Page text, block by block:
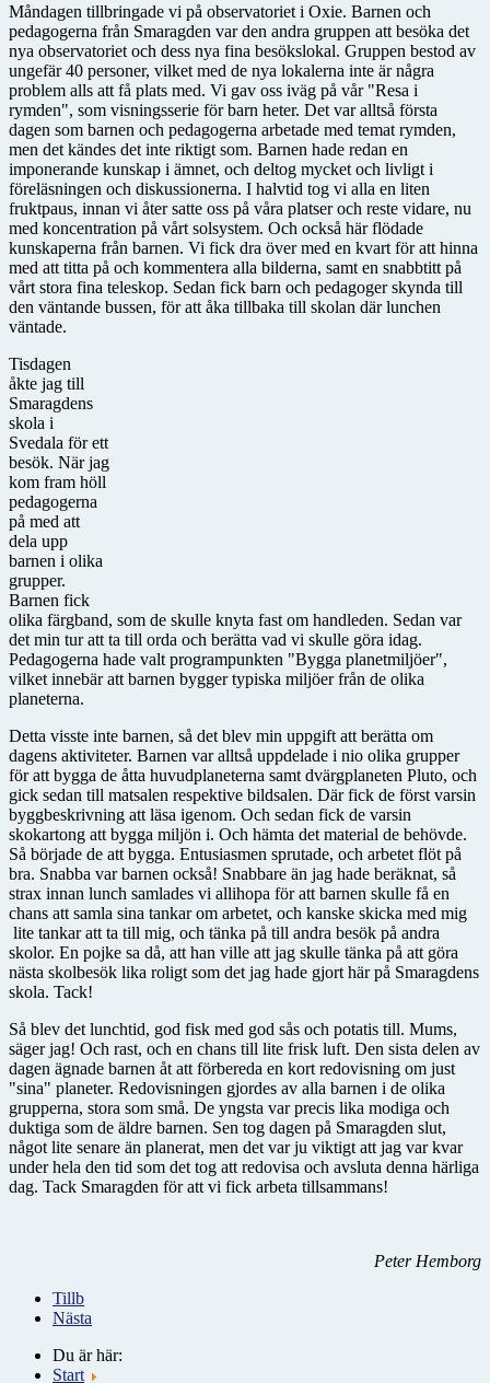
Måndagen tillbringade vi på observatoriet i Oxie. Barnen och
pedagogerna från Smaragden var den andra gruppen att besöka det
nya observatoriet och dess nya fina besökslokal. Gruppen bestod av
ungefär 40 personer, vilket med de nya lokalerna inte är några
problem alls att få plats med. Vi gav oss iväg på vår "Resa i
rymden", som visningsserie för barn heter. Det var alltså första
dagen som barnen och pedagogerna arbetade med temat rymden,
men det kändes det inte riktigt som. Barnen hade redan en
imponerande kunskap i ämnet, och deltog mycket och livligt i
föreläsningen och diskussionerna. I halvtid tog vi alla en liten
fruktpaus, innan vi åter satte oss på våra platser och reste vidare, nu
med koncentration på vårt solsystem. Och också här flödade
kunskaperna från barnen. Vi fick dra över med en kvart för att hinna
med att titta på och kommentera alla bilderna, samt en snabbtitt på
vårt stora fina teleskop. Sedan fick barn och pedagoger skynda till
den väntande bussen, för att åka tillbaka till skolan där lunchen
väntade.
Tisdagen
åkte jag till
Smaragdens
skola i
Svedala för ett
besök. När jag
kom fram höll
pedagogerna
på med att
dela upp
barnen i olika
grupper.
Barnen fick
olika färgband, som de skulle knyta fast om handleden. Sedan var
det min tur att ta till orda och berätta vad vi skulle göra idag.
Pedagogerna hade valt programpunkten "Bygga planetmiljöer",
vilket innebär att barnen bygger typiska miljöer från de olika
planeterna.
Detta visste inte barnen, så det blev min uppgift att berätta om
dagens aktiviteter. Barnen var alltså uppdelade i nio olika grupper
för att bygga de åtta huvudplaneterna samt dvärgplaneten Pluto, och
gick sedan till matsalen respektive bildsalen. Där fick de först varsin
byggbeskrivning att läsa igenom. Och sedan fick de varsin
skokartong att bygga miljön i. Och hämta det material de behövde.
Så började de att bygga. Entusiasmen sprutade, och arbetet flöt på
bra. Snabba var barnen också! Snabbare än jag hade beräknat, så
strax innan lunch samlades vi allihopa för att barnen skulle få en
chans att samla sina tankar om arbetet, och kanske skicka med mig
lite tankar att ta till mig, och tänka på till andra besök på andra
skolor. En pojke sa då, att han ville att jag skulle tänka på att göra
nästa skolbesök lika roligt som det jag hade gjort här på Smaragdens
skola. Tack!
Så blev det lunchtid, god fisk med god sås och potatis till. Mums,
säger jag! Och rast, och en chans till lite frisk luft. Den sista delen av
dagen ägnade barnen åt att förbereda en kort redovisning om just
"sina" planeter. Redovisningen gjordes av alla barnen i de olika
grupperna, stora som små. De yngsta var precis lika modiga och
duktiga som de äldre barnen. Sen tog dagen på Smaragden slut,
något lite senare än planerat, men det var ju viktigt att jag var kvar
under hela den tid som det tog att redovisa och avsluta denna härliga
dag. Tack Smaragden för att vi fick arbeta tillsammans!
Peter Hemborg
Tillb
Nästa
Du är här:
Start